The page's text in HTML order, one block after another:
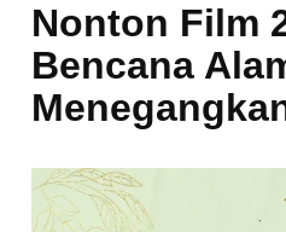
Nonton Film
Bencana